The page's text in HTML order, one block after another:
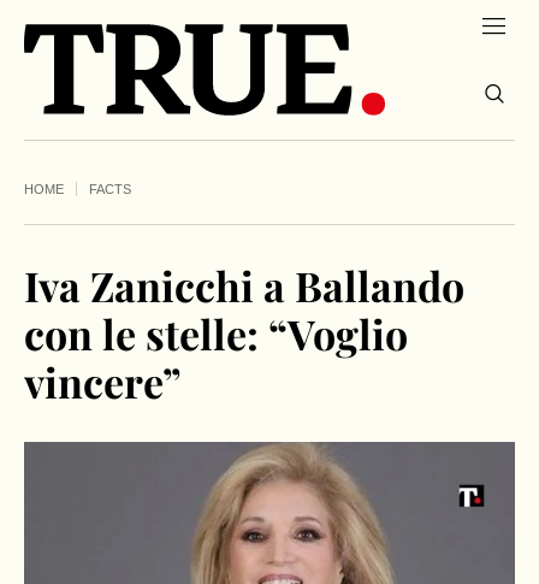
HOME FACTS
Iva Zanicchi a Ballando
con le stelle: “Voglio
vincere”